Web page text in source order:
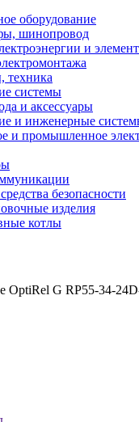
оборудование
шинопровод
и
техника
системы
и аксессуары
и инженерные
и промышленное
безопасности
изделия
котлы
OptiRel G RP55-34-